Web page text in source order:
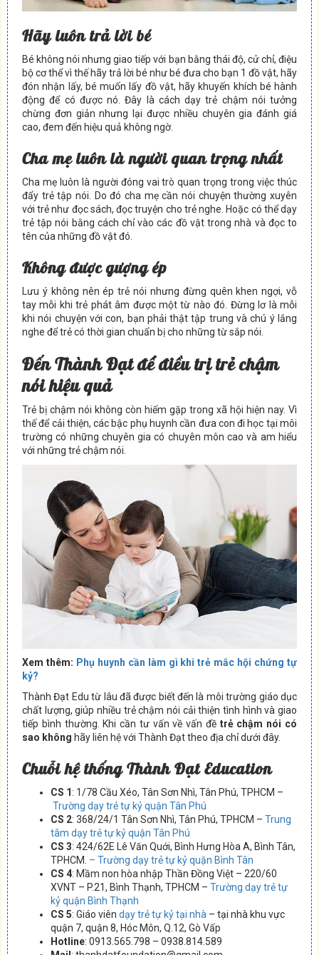
Hãy luôn trả lời bé
Bé không nói nhưng giao tiếp với bạn bằng thái độ, cử chỉ, điệu
bộ cơ thể vì thế hãy trả lời bé như bé đưa cho bạn 1 đồ vật, hãy
đón nhận lấy, bé muốn lấy đồ vật, hãy khuyến khích bé hành
động để có được nó. Đây là cách dạy trẻ chậm nói tưởng
chừng đơn giản nhưng lại được nhiều chuyên gia đánh giá
cao, đem đến hiệu quả không ngờ.
Cha mẹ luôn là người quan trọng nhất
Cha mẹ luôn là người đóng vai trò quan trọng trong việc thúc
đẩy trẻ tập nói. Do đó cha mẹ cần nói chuyện thường xuyên
với trẻ như đọc sách, đọc truyện cho trẻ nghe. Hoặc có thể dạy
trẻ tập nói bằng cách chỉ vào các đồ vật trong nhà và đọc to
tên của những đồ vật đó.
Không được gượng ép
Lưu ý không nên ép trẻ nói nhưng đừng quên khen ngợi, vỗ
tay mỗi khi trẻ phát âm được một từ nào đó. Đừng lơ là mỗi
khi nói chuyện với con, bạn phải thật tập trung và chú ý lắng
nghe để trẻ có thời gian chuẩn bị cho những từ sắp nói.
Đến Thành Đạt để điều trị trẻ chậm
nói hiệu quả
Trẻ bị chậm nói không còn hiếm gặp trong xã hội hiện nay. Vì
thế để cải thiện, các bậc phụ huynh cần đưa con đi học tại môi
trường có những chuyên gia có chuyên môn cao và am hiểu
với những trẻ chậm nói.
Xem thêm: Phụ huynh cần làm gì khi trẻ mắc hội chứng tự
kỷ?
Thành Đạt Edu từ lâu đã được biết đến là môi trường giáo dục
chất lượng, giúp nhiều trẻ chậm nói cải thiện tình hình và giao
tiếp bình thường. Khi cần tư vấn về vấn đề trẻ chậm nói có
sao không hãy liên hệ với Thành Đạt theo địa chỉ dưới đây.
Chuỗi hệ thống Thành Đạt Education
CS 1 : 1/78 Cầu Xéo, Tân Sơn Nhì, Tân Phú, TPHCM –
Trường dạy trẻ tự kỷ quận Tân Phú
CS 2: 368/24/1 Tân Sơn Nhì, Tân Phú, TPHCM – Trung
tâm dạy trẻ tự kỷ quận Tân Phú
CS 3: 424/62E Lê Văn Quới, Bình Hưng Hòa A, Bình Tân,
TPHCM. – Trường dạy trẻ tự kỷ quận Bình Tân
CS 4: Mầm non hòa nhập Thần Đồng Việt – 220/60
XVNT – P.21, Bình Thạnh, TPHCM – Trường dạy trẻ tự
kỷ quận Bình Thạnh
CS 5: Giáo viên dạy trẻ tự kỷ tại nhà – tại nhà khu vực
quận 7, quận 8, Hóc Môn, Q.12, Gò Vấp
Hotline: 0913.565.798 – 0938.814.589